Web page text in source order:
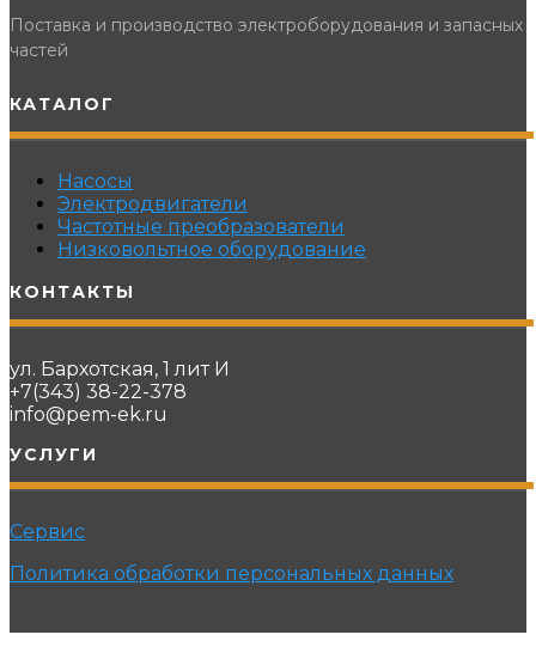
Поставка и производство электроборудования и запасных
частей
КАТАЛОГ
Насосы
Электродвигатели
Частотные преобразователи
Низковольтное оборудование
КОНТАКТЫ
ул. Бархотская, 1 лит И
+7(343) 38-22-378
info@pem-ek.ru
УСЛУГИ
Сервис
Политика обработки персональных данных